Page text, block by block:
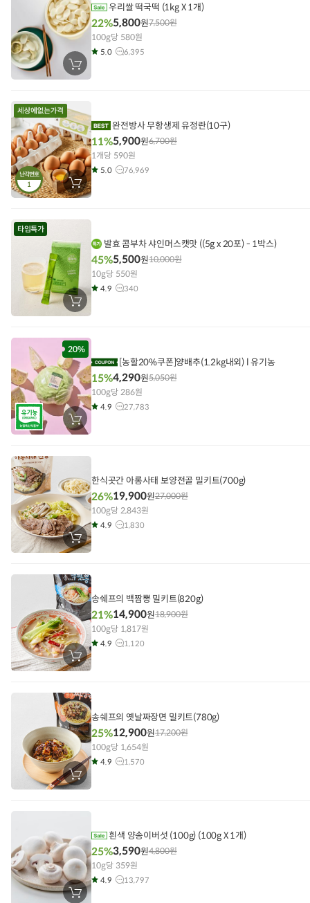
장
바
담
기
우리쌀 떡국떡 (1kg X 1개)
22%5,800원7,500원
100g당 580원
5.0 6,395
난각번호
1 장
바
에
기
완전방사 무항생제 유정란(10구)
11%5,900원6,700원
1개당 590원
5.0 76,969
타임특가
장
바
에
담
기
발효 콤부차 샤인머스캣맛 ((5g x 20포) - 1박스)
45%5,500원10,000원
10g당 550원
4.9 340
20%
장
바
에
기
[농할20%쿠폰]양배추(1.2kg내외) l 유기농
15%4,290원5,050원
100g당 286원
4.9 27,783
장
바
에
담
기
한식곳간 아롱사태 보양전골 밀키트(700g)
26%19,900원27,000원
100g당 2,843원
4.9 1,830
장
바
에
담
기
송쉐프의 백짬뽕 밀키트(820g)
21%14,900원18,900원
100g당 1,817원
4.9 1,120
장
바
에
송쉐프의 옛날짜장면 밀키트(780g)
25%12,900원17,200원
100g당 1,654원
4.9 1,570
장
흰색 양송이버섯 (100g) (100g X 1개)
25%3,590원4,800원
10g당 359원
4.9 13,797